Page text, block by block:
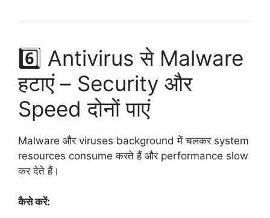
6️⃣ Antivirus से Malware
हटाएं – Security और
Speed दोनों पाएं
Malware और viruses background में चलकर system
resources consume करते हैं और performance slow
कर देते हैं।
कैसे करें: